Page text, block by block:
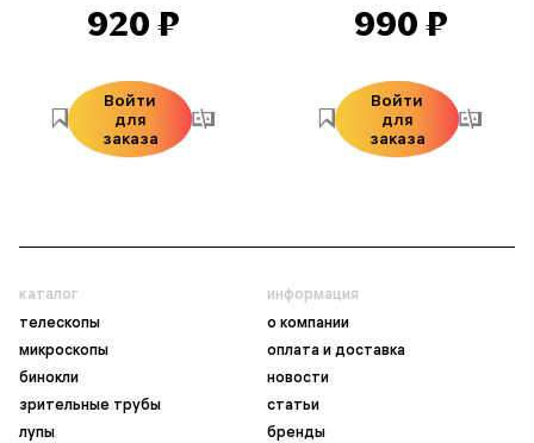
920 ₽
Войти
для
заказа
990 ₽
Войти
для
заказа
каталог
телескопы
микроскопы
бинокли
зрительные трубы
лупы
информация
о компании
оплата и доставка
новости
статьи
бренды